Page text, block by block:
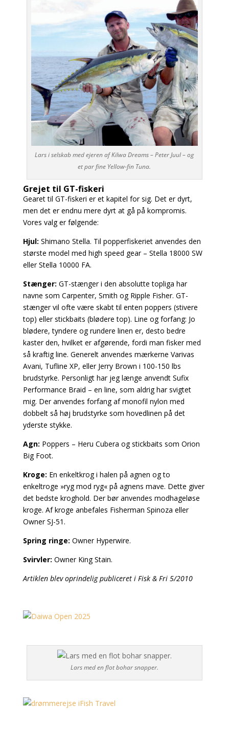
Lars i selskab med ejeren af Kilwa Dreams – Peter Juul – og
et par fine Yellow-fin Tuna.
Grejet til GT-fiskeri
Gearet til GT-fiskeri er et kapitel for sig. Det er dyrt,
men det er endnu mere dyrt at gå på kompromis.
Vores valg er følgende:
Hjul: Shimano Stella. Til popperfiskeriet anvendes den
største model med high speed gear – Stella 18000 SW
eller Stella 10000 FA.
Stænger: GT-stænger i den absolutte topliga har
navne som Carpenter, Smith og Ripple Fisher. GT-
stænger vil ofte være skabt til enten poppers (stivere
top) eller stickbaits (blødere top). Line ogforfang: Jo
blødere, tyndere og rundere linen er, desto bedre
kaster den, hvilket er afgørende, fordi man fisker med
så kraftig line. Generelt anvendes mærkerne Varivas
Avani, Tufline XP, eller Jerry Brown i 100-150 lbs
brudstyrke. Personligt har jeg længe anvendt Sufix
Performance Braid – en line, som aldrig har svigtet
mig. Der anvendes forfang af monofil nylon med
dobbelt så høj brudstyrke som hovedlinen på det
yderste stykke.
Agn: Poppers – Heru Cubera ogstickbaits som Orion
Big Foot.
Kroge: En enkeltkrog i halen på agnen og to
enkeltroge »ryg mod ryg« på agnens mave. Dette giver
det bedste kroghold. Der bør anvendes modhageløse
kroge. Af kroge anbefales Fisherman Spinoza eller
Owner SJ-51.
Spring ringe: Owner Hyperwire.
Svirvler: Owner King Stain.
Artiklen blev oprindelig publiceret i Fisk & Fri 5/2010
Lars med en flot bohar snapper.